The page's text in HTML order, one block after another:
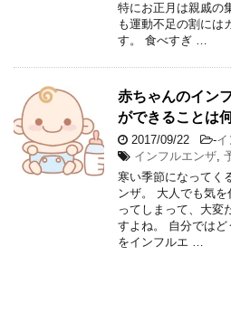
特にお正月は親戚の
も運動不足の割には
す。 食べすぎ …
赤ちゃんのイン
ができることは
2017/09/22 -
インフルエンザ,
寒い季節になってく
ンザ。 大人でも気
ってしまって、大変
すよね。 自分では
をインフルエ …